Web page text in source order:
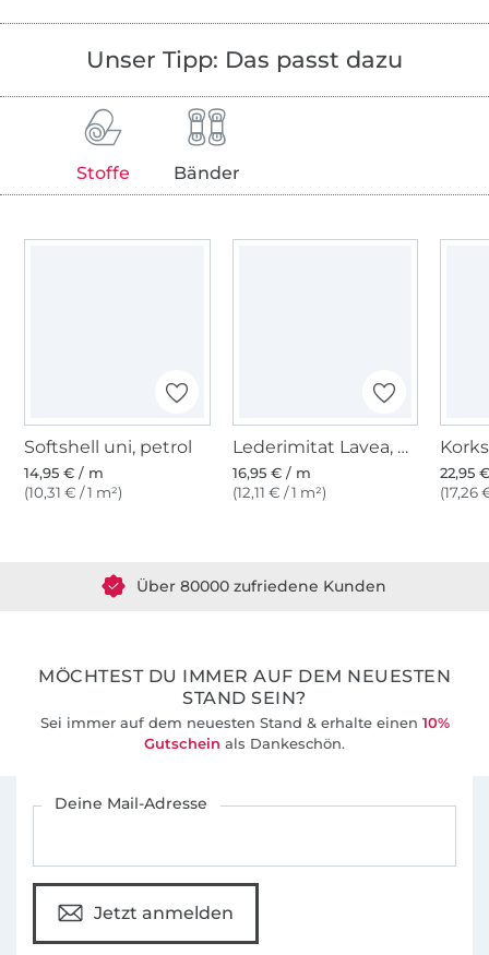
Unser Tipp: Das passt dazu
Stoffe Bänder
Softshell uni, petrol
14,95 € / m
(10,31 € / 1 m²)
Lederimitat Lavea, dunkelviolett
16,95 € / m
(12,11 € / 1 m²)
22,95
(17,26
MÖCHTEST DU IMMER AUF DEM NEUESTEN
STAND SEIN?
Sei immer auf dem neuesten Stand & erhalte einen 10%
Gutschein als Dankeschön.
Deine Mail-Adresse
Jetzt anmelden